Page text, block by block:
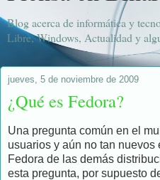
Blog acerca de informática y
Libre, Windows, Actualidad y
jueves, 5 de noviembre de 2009
¿Qué es Fedora?
Una pregunta común en el
usuarios y aún no tan nuevos
Fedora de las demás
esta pregunta, por supuesto